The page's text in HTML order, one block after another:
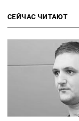
СЕЙЧАС ЧИТАЮТ